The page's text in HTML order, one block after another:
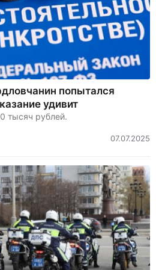
попытался
удивит
тысяч рублей.
07.07.2025